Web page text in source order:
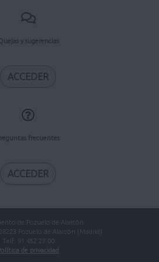
y sugerencias
ACCEDER
frecuentes
ACCEDER
de Pozuelo de Alarcón.
Pozuelo de Alarcón (Madrid)
Telf. 91 452 27 00
de privacidad